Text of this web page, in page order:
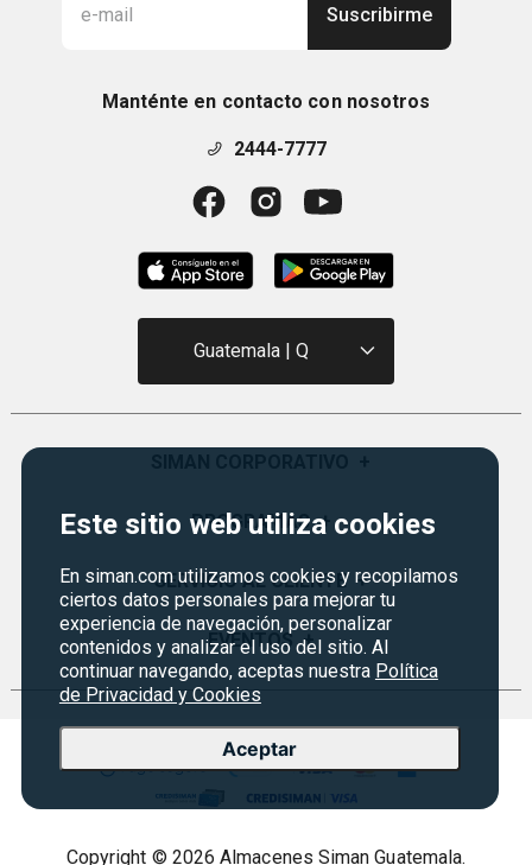
Este sitio web utiliza cookies
En siman.com utilizamos cookies y recopilamos
ciertos datos personales para mejorar tu
experiencia de navegación, personalizar
contenidos y analizar el uso del sitio. Al
continuar navegando, aceptas nuestra Política
de Privacidad y Cookies
Aceptar
Suscribirme
Manténte en contacto con nosotros
2444-7777
Guatemala | Q
Quiénes Somos
Historia
Sucursales
Servicios
Empleos Siman
PROGRAMAS +
Monedero
Certificados de Regalo
Siman PRO
Credisiman
SERVICIO AL CLIENTE +
Preguntas Frecuentes
Política de devoluciones y garantías
Seguridad del sitio
Política de Privacidad
EVENTOS +
Rebajas
Copyright © 2026 Almacenes Siman Guatemala.